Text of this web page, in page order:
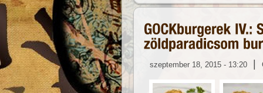
szeptember 18, 2015 - 13:20 |